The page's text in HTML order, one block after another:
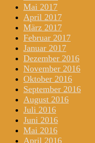
Mai 2017
April 2017
März 2017
Februar 2017
Januar 2017
Dezember 2016
November 2016
Oktober 2016
September 2016
August 2016
Juli 2016
Juni 2016
Mai 2016
April 2016